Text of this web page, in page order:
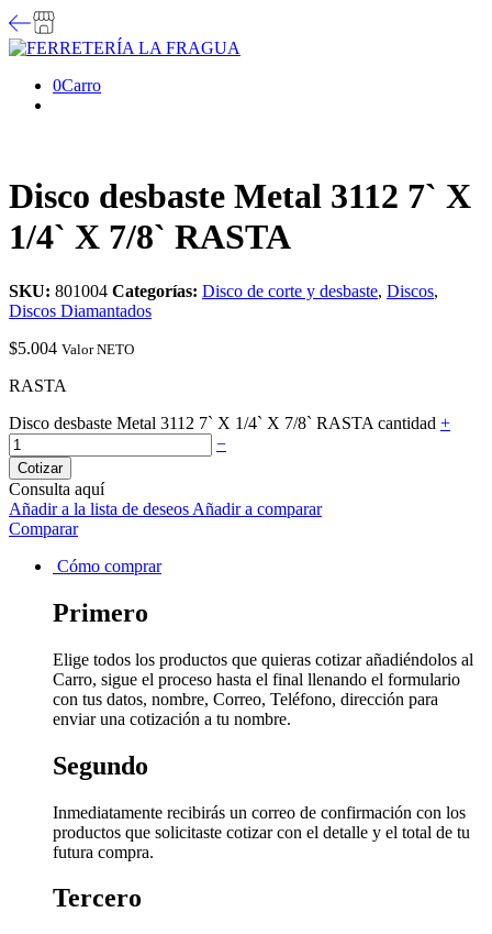
0Carro
Disco desbaste Metal 3112 7` X
1/4` X 7/8` RASTA
SKU: 801004 Categorías: Disco de corte y desbaste, Discos,
Discos Diamantados
$5.004 Valor NETO
RASTA
Disco desbaste Metal 3112 7` X 1/4` X 7/8` RASTA cantidad +
−
Cotizar
Consulta aquí
Añadir a la lista de deseos Añadir a comparar
Comparar
Cómo comprar
Primero
Elige todos los productos que quieras cotizar añadiéndolos al
Carro, sigue el proceso hasta el final llenando el formulario
con tus datos, nombre, Correo, Teléfono, dirección para
enviar una cotización a tu nombre.
Segundo
Inmediatamente recibirás un correo de confirmación con los
productos que solicitaste cotizar con el detalle y el total de tu
futura compra.
Tercero